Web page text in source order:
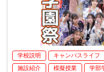
学校説明 キャンパスライフ
施設紹介
模擬授業 学部